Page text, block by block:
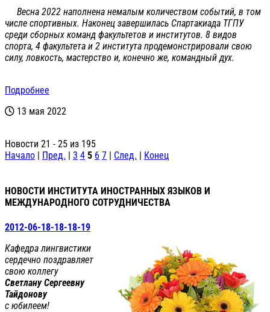
Весна 2022 наполнена немалым количеством событий, в том
числе спортивных. Наконец завершилась Спартакиада ТГПУ
среди сборных команд факультетов и институтов. 8 видов
спорта, 4 факультета и 2 института продемонстрировали свою
силу, ловкость, мастерство и, конечно же, командный дух.
Подробнее
13 мая 2022
Новости 21 - 25 из 195
Начало | Пред. | 3 4 5 6 7 | След. | Конец
НОВОСТИ ИНСТИТУТА ИНОСТРАННЫХ ЯЗЫКОВ И
МЕЖДУНАРОДНОГО СОТРУДНИЧЕСТВА
2012-06-18-18-18-19
Кафедра лингвистики
сердечно поздравляет
свою коллегу
Светлану Сергеевну
Тайдонову
с юбилеем!